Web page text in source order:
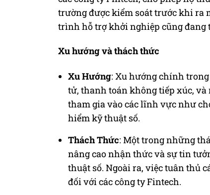
trường được kiểm soát trước khi ra
trình hỗ trợ khởi nghiệp cũng đang
Xu hướng và thách thức
Xu Hướng: Xu hướng chính
tử, thanh toán không tiếp xúc, và
tham gia vào các lĩnh vực như
hiểm kỹ thuật số.
Thách Thức: Một trong những
nâng cao nhận thức và sự tin
thuật số. Ngoài ra, việc tuân thủ
đối với các công ty Fintech.